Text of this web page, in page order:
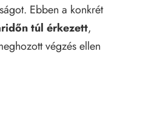
Ebben a konkrét
túl érkezett,
végzés ellen